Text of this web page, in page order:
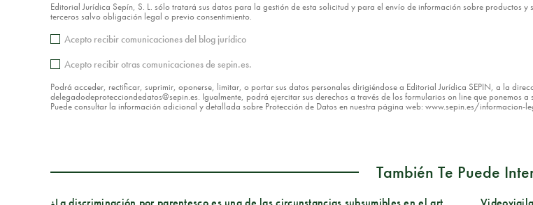
Editorial Jurídica Sepín, S. L. sólo tratará sus datos para la gestión de esta solicitud y para el envío de información sobre productos
terceros salvo obligación legal o previo consentimiento.
Acepto recibir comunicaciones del blog jurídico
Acepto recibir otras comunicaciones de sepin.es.
Podrá acceder, rectificar, suprimir, oponerse, limitar, o portar sus datos personales dirigiéndose a Editorial Jurídica SEPIN, a la
delegadodeprotecciondedatos@sepin.es. Igualmente, podrá ejercitar sus derechos a través de los formularios on line que ponemos
Puede consultar la información adicional y detallada sobre Protección de Datos en nuestra página web: www.sepin.es/
También Te Puede